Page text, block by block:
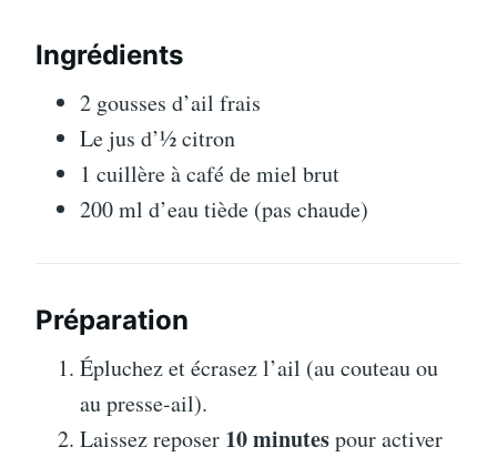
Ingrédients
2 gousses d’ail frais
Le jus d’½ citron
1 cuillère à café de miel brut
200 ml d’eau tiède (pas chaude)
Préparation
Épluchez et écrasez l’ail (au couteau ou
au presse-ail).
Laissez reposer 10 minutespour activer